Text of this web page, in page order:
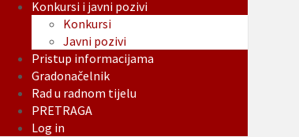
Konkursi i javni pozivi
Konkursi
Javni pozivi
Pristup informacijama
Gradonačelnik
Rad u radnom tijelu
PRETRAGA
Log in